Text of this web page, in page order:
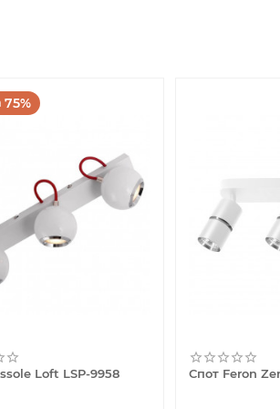
75%
Loft LSP-9958 Спот Feron